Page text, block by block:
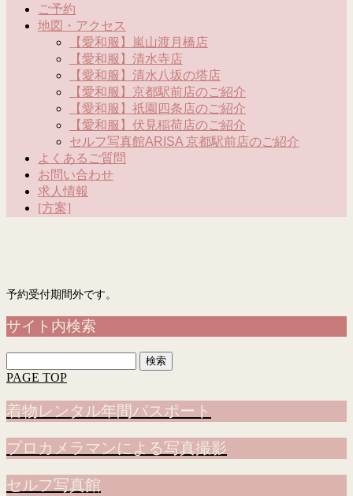
ご予約
地図・アクセス
【愛和服】嵐山渡月橋店
【愛和服】清水寺店
【愛和服】清水八坂の塔店
【愛和服】京都駅前店のご紹介
【愛和服】祇園四条店のご紹介
【愛和服】伏見稲荷店のご紹介
セルフ写真館ARISA 京都駅前店のご紹介
よくあるご質問
お問い合わせ
求人情報
[方案]
予約受付期間外です。
サイト内検索
索:
PAGE TOP
着物レンタル年間パスポート
プロカメラマンによる写真撮影
セルフ写真館